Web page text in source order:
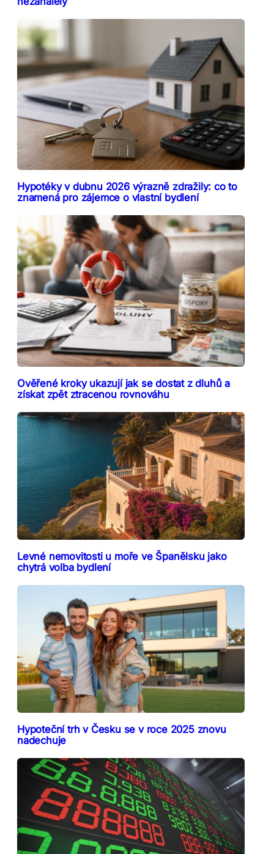
Hypotéky v dubnu 2026 výrazně zdražily: co to
znamená pro zájemce o vlastní bydlení
Ověřené kroky ukazují jak se dostat z dluhů a
získat zpět ztracenou rovnováhu
Levné nemovitosti u moře ve Španělsku jako
chytrá volba bydlení
Hypoteční trh v Česku se v roce 2025 znovu
nadechuje